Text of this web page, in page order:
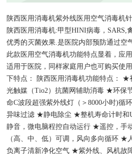
陕西医用消毒机紫外线医用空气消毒机
陕西医用消毒机:甲型HINI病毒，SARS,
优秀的灭菌效果.是医院内部预防通过空
此款医用空气消毒机功能特点显着，应
适用于医院，同样家庭用户也可购买使
下特点：
陕西医用消毒机功能特点： ★
光触媒（Tio2）抗菌网辅助消毒 ★环保
命C波段超强紫外线灯（＞8000小时)循
异味过滤 ★静电除尘 ★整机寿命计时和
静音，微电脑程控自动运行 ★遥控，手
（高、中、低）可调，风向多向循环
负离子清新净化空气 ★紫外线、风机故